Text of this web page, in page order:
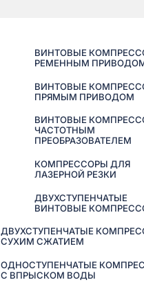
ВИНТОВЫЕ
РЕМЕННЫМ
ВИНТОВЫЕ
ПРЯМЫМ ПРИВОДОМ
ВИНТОВЫЕ
ЧАСТОТНЫМ
ПРЕОБРАЗОВАТЕЛЕМ
КОМПРЕССОРЫ ДЛЯ
ЛАЗЕРНОЙ РЕЗКИ
ДВУХСТУПЕНЧАТЫЕ
ВИНТОВЫЕ
ДВУХСТУПЕНЧАТЫЕ
СУХИМ СЖАТИЕМ
ОДНОСТУПЕНЧАТЫЕ
С ВПРЫСКОМ ВОДЫ